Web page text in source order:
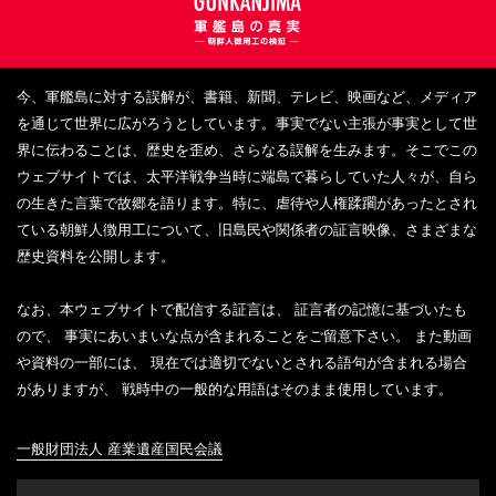
今、軍艦島に対する誤解が、書籍、新聞、テレビ、映画など、メディア
を通じて世界に広がろうとしています。事実でない主張が事実として世
界に伝わることは、歴史を歪め、さらなる誤解を生みます。そこでこの
ウェブサイトでは、太平洋戦争当時に端島で暮らしていた人々が、自ら
の生きた言葉で故郷を語ります。特に、虐待や人権蹂躙があったとされ
ている朝鮮人徴用工について、旧島民や関係者の証言映像、さまざまな
歴史資料を公開します。
なお、本ウェブサイトで配信する証言は、 証言者の記憶に基づいたも
ので、 事実にあいまいな点が含まれることをご留意下さい。 また動画
や資料の一部には、 現在では適切でないとされる語句が含まれる場合
がありますが、 戦時中の一般的な用語はそのまま使用しています。
一般財団法人 産業遺産国民会議